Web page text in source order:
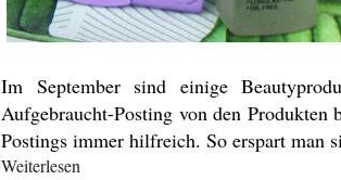
Im September sind einige
Aufgebraucht-Posting von den
Postings immer hilfreich. So erspart man
Weiterlesen